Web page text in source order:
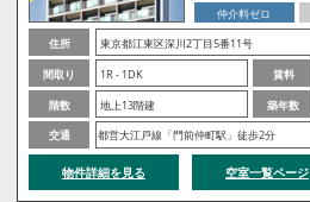
仲介料ゼロ
住所
東京都江東区深川2丁目5番11号
間取り
1R - 1DK 賃料
階数
地上13階建 築年数
交通
都営大江戸線「門前仲町駅」徒歩2分
物件詳細を見る 空室一覧ページ